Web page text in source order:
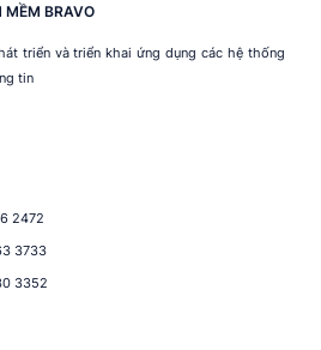
MỀM BRAVO
triển và triển khai ứng dụng các hệ thống
tin
2472
3733
3352